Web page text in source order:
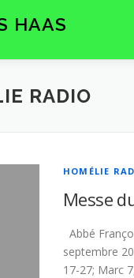
HAAS
RADIO
HOMÉLIE
Messe
Abbé
septembre
17-27; Marc